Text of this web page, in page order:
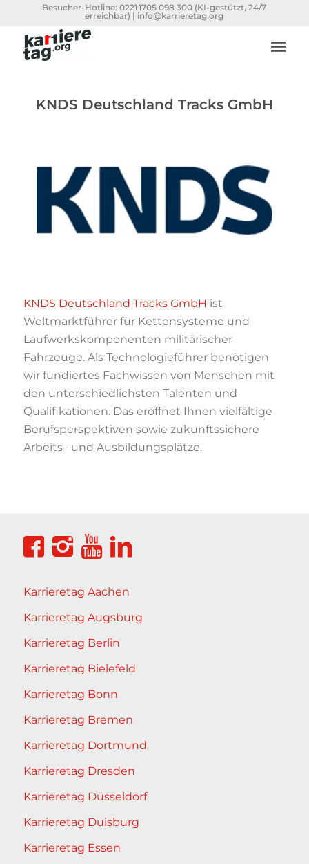
Besucher-Hotline:0221 1705 098 300 (KI-gestützt, 24/7
erreichbar) | info@karrieretag.org
KNDS Deutschland Tracks GmbH
KNDS Deutschland Tracks GmbH ist
Weltmarktführer für Kettensysteme und
Laufwerkskomponenten militärischer
Fahrzeuge. Als Technologieführer benötigen
wir fundiertes Fachwissen von Menschen mit
den unterschiedlichsten Talenten und
Qualifikationen. Das eröffnet Ihnen vielfältige
Berufsperspektiven sowie zukunftssichere
Arbeits– und Ausbildungsplätze.
Karrieretag Aachen
Karrieretag Augsburg
Karrieretag Berlin
Karrieretag Bielefeld
Karrieretag Bonn
Karrieretag Bremen
Karrieretag Dortmund
Karrieretag Dresden
Karrieretag Düsseldorf
Karrieretag Duisburg
Karrieretag Essen